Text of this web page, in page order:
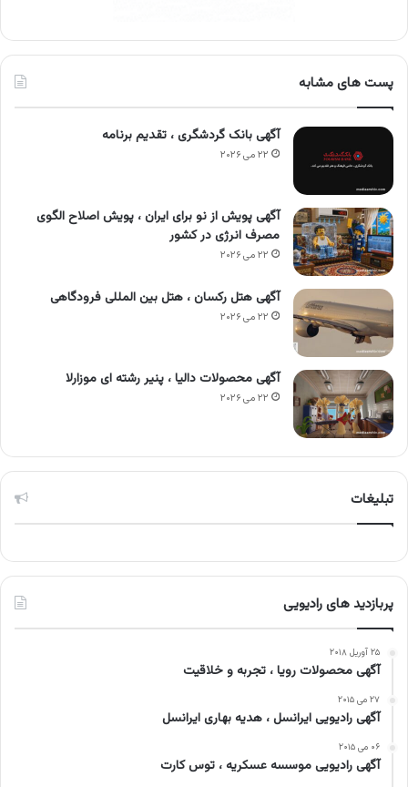
پست های مشابه
آگهی بانک گردشگری ، تقدیم برنامه
۲۲ می ۲۰۲۶
آگهی پویش از نو برای ایران ، پویش اصلاح الگوی
مصرف انرژی در کشور
۲۲ می ۲۰۲۶
آگهی هتل رکسان ، هتل بین المللی فرودگاهی
۲۲ می ۲۰۲۶
آگهی محصولات دالیا ، پنیر رشته ای موزارلا
۲۲ می ۲۰۲۶
تبلیغات
پربازدید های رادیویی
۲۵ آوریل ۲۰۱۸
آگهی محصولات رویا ، تجربه و خلاقیت
۲۷ می ۲۰۱۵
آگهی رادیویی ایرانسل ، هدیه بهاری ایرانسل
۰۶ می ۲۰۱۵
آگهی رادیویی موسسه عسکریه ، توس کارت